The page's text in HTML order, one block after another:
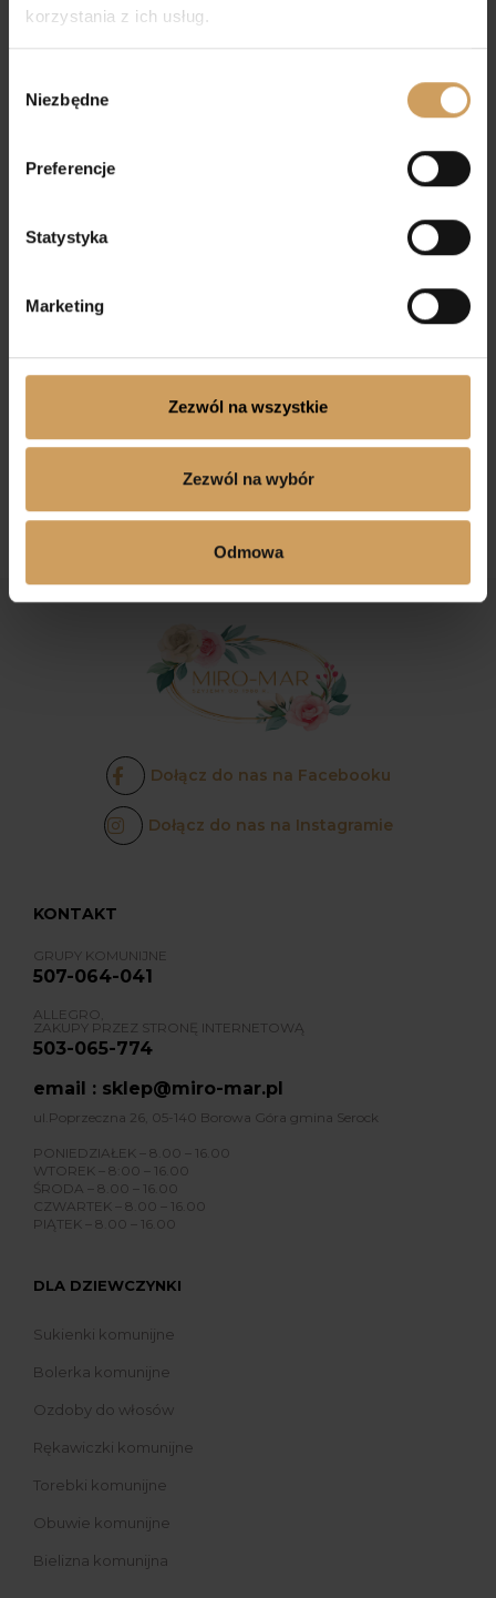
korzystania z ich usług.
zgody
Niezbędne
Preferencje
Statystyka
Marketing
Zezwól na wszystkie
Zezwól na wybór
Odmowa
Sukienka komunijna
Weronika
Sukienka komunijna
Dołącz do nas na Facebooku
Dołącz do nas na Instagramie
KONTAKT
GRUPY KOMUNIJNE
507-064-041
ALLEGRO,
ZAKUPY PRZEZ STRONĘ INTERNETOWĄ
503-065-774
email : sklep@miro-mar.pl
ul.Poprzeczna 26, 05-140 Borowa Góra gmina Serock
PONIEDZIAŁEK – 8.00 – 16.00
WTOREK – 8:00 – 16.00
ŚRODA – 8.00 – 16.00
CZWARTEK – 8.00 – 16.00
PIĄTEK – 8.00 – 16.00
DLA DZIEWCZYNKI
Sukienki komunijne
Bolerka komunijne
Ozdoby do włosów
Rękawiczki komunijne
Torebki komunijne
Obuwie komunijne
Bielizna komunijna